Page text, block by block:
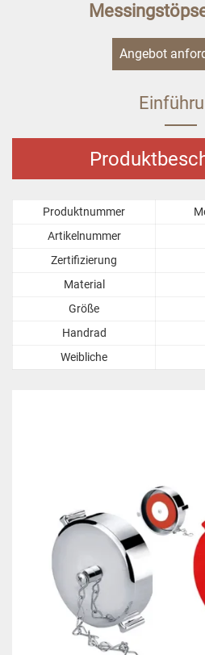
Angebot
Produktnummer
Artikelnummer
Zertifizierung
Material
Größe
Handrad
Weibliche